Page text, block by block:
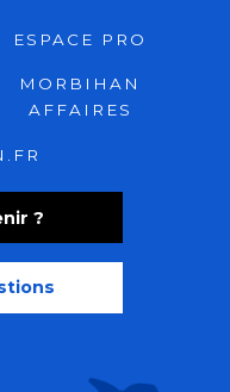
?
ESPACE PRO
MORBIHAN
AFFAIRES